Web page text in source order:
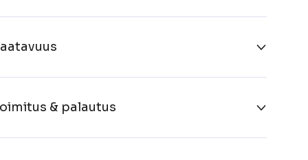
& palautus